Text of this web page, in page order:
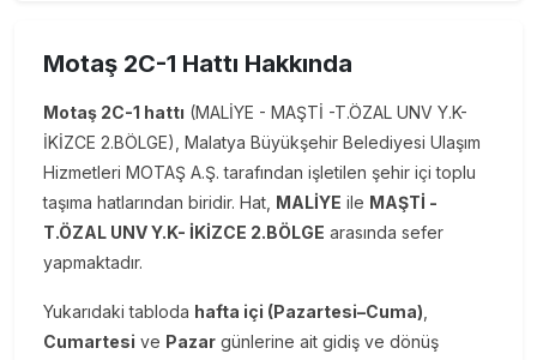
Motaş 2C-1 Hattı Hakkında
Motaş 2C-1 hattı (MALİYE - MAŞTİ -T.ÖZAL UNV Y.K-
İKİZCE 2.BÖLGE), Malatya Büyükşehir Belediyesi Ulaşım
Hizmetleri MOTAŞ A.Ş. tarafından işletilen şehir içi toplu
taşıma hatlarından biridir. Hat, MALİYE ile MAŞTİ -
T.ÖZAL UNV Y.K- İKİZCE 2.BÖLGE arasında sefer
yapmaktadır.
Yukarıdaki tabloda hafta içi (Pazartesi–Cuma)
Cumartesi ve Pazar günlerine ait gidiş ve dönüş